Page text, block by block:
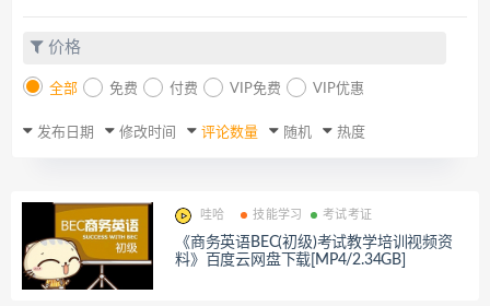
价格
全部 免费 付费 VIP免费 VIP优惠
发布日期 修改时间 评论数量 随机 热度
哇哈 技能学习 考试考证
《商务英语BEC(初级)考试教学培训视频资
料》百度云网盘下载[MP4/2.34GB]